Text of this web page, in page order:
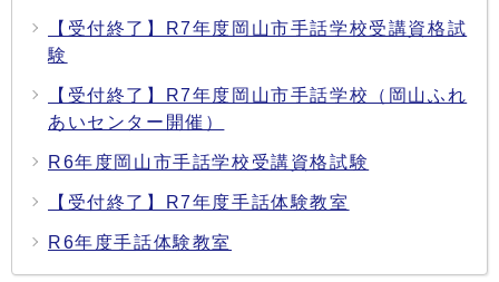
【受付終了】R7年度岡山市手話学校受講資格試
験
【受付終了】R7年度岡山市手話学校（岡山ふれ
あいセンター開催）
R6年度岡山市手話学校受講資格試験
【受付終了】R7年度手話体験教室
R6年度手話体験教室